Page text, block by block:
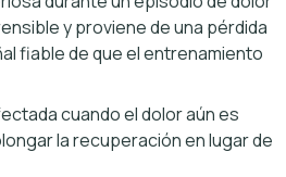
y proviene de una pérdida
fiable de que el entrenamiento
cuando el dolor aún es
la recuperación en lugar de